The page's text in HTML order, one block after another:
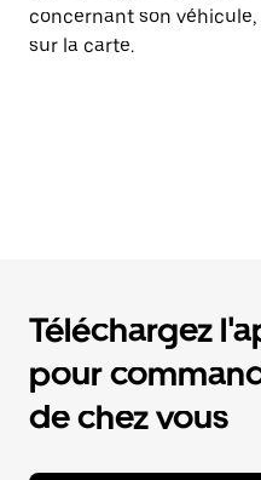
concernant son
sur la carte.
Téléchargez
pour
de chez vous